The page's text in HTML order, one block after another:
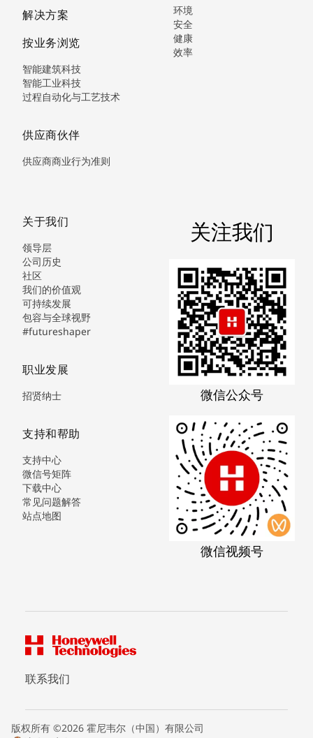
解决方案
按业务浏览
智能建筑科技
智能工业科技
过程自动化与工艺技术
供应商伙伴
供应商商业行为准则
环境
安全
健康
效率
关于我们
领导层
公司历史
社区
我们的价值观
可持续发展
包容与全球视野
#futureshaper
职业发展
招贤纳士
支持和帮助
支持中心
微信号矩阵
下载中心
常见问题解答
站点地图
关注我们
微信公众号
微信视频号
联系我们
版权所有 ©2026 霍尼韦尔（中国）有限公司